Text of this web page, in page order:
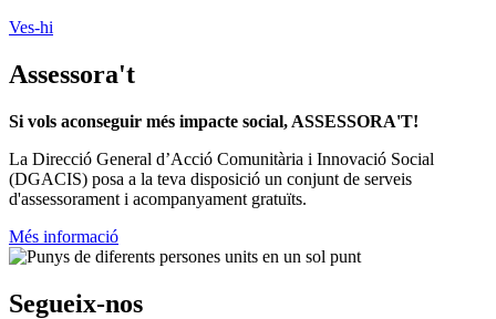
Ves-hi
Assessora't
Si vols aconseguir més impacte social, ASSESSORA'T!
La Direcció General d’Acció Comunitària i Innovació Social
(DGACIS) posa a la teva disposició un conjunt de serveis
d'assessorament i acompanyament gratuïts.
Més informació
Segueix-nos